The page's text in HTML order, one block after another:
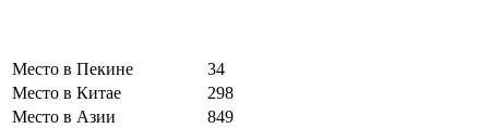
Место в Пекине
34
Место в Китае
298
Место в Азии
849